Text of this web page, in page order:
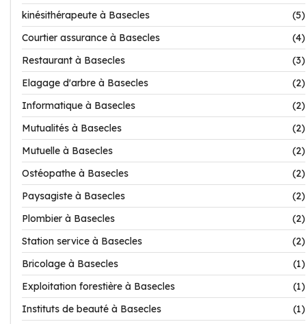
kinésithérapeute à Basecles
(5)
Courtier assurance à Basecles
(4)
Restaurant à Basecles
(3)
Elagage d'arbre à Basecles
(2)
Informatique à Basecles
(2)
Mutualités à Basecles
(2)
Mutuelle à Basecles
(2)
Ostéopathe à Basecles
(2)
Paysagiste à Basecles
(2)
Plombier à Basecles
(2)
Station service à Basecles
(2)
Bricolage à Basecles
(1)
Exploitation forestière à Basecles
(1)
Instituts de beauté à Basecles
(1)